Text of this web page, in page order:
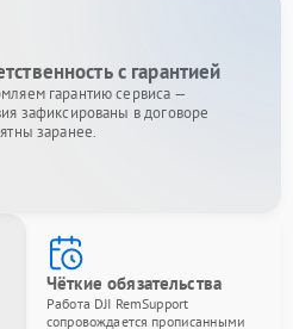
с гарантией
гарантию сервиса —
зафиксированы в договоре
заранее.
Чёткие обязательства
Работа DJI RemSupport
сопровождается прописанными